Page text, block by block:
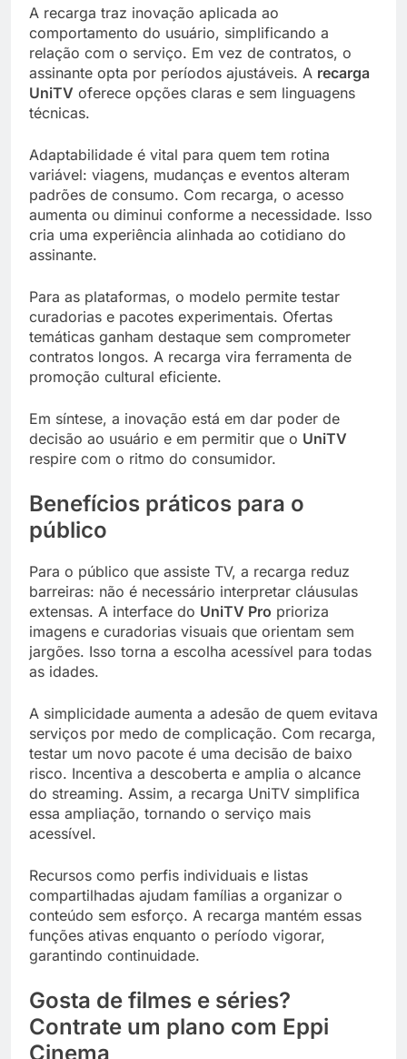
A recarga traz inovação aplicada ao
comportamento do usuário, simplificando a
relação com o serviço. Em vez de contratos, o
assinante opta por períodos ajustáveis. A recarga
UniTV oferece opções claras e sem linguagens
técnicas.
Adaptabilidade é vital para quem tem rotina
variável: viagens, mudanças e eventos alteram
padrões de consumo. Com recarga, o acesso
aumenta ou diminui conforme a necessidade. Isso
cria uma experiência alinhada ao cotidiano do
assinante.
Para as plataformas, o modelo permite testar
curadorias e pacotes experimentais. Ofertas
temáticas ganham destaque sem comprometer
contratos longos. A recarga vira ferramenta de
promoção cultural eficiente.
Em síntese, a inovação está em dar poder de
decisão ao usuário e em permitir que o UniTV
respire com o ritmo do consumidor.
Benefícios práticos para o
público
Para o público que assiste TV, a recarga reduz
barreiras: não é necessário interpretar cláusulas
extensas. A interface do UniTV Pro prioriza
imagens e curadorias visuais que orientam sem
jargões. Isso torna a escolha acessível para todas
as idades.
A simplicidade aumenta a adesão de quem evitava
serviços por medo de complicação. Com recarga,
testar um novo pacote é uma decisão de baixo
risco. Incentiva a descoberta e amplia o alcance
do streaming. Assim, a recarga UniTV simplifica
essa ampliação, tornando o serviço mais
acessível.
Recursos como perfis individuais e listas
compartilhadas ajudam famílias a organizar o
conteúdo sem esforço. A recarga mantém essas
funções ativas enquanto o período vigorar,
garantindo continuidade.
Gosta de filmes e séries?
Contrate um plano com Eppi
Cinema